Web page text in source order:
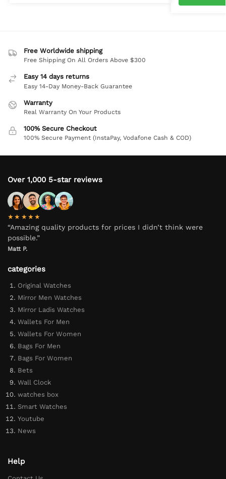
Free Worldwide shipping
Free Shipping On All Orders Above $300
Easy 14 days returns
Easy 14-Day Money-Back Guarantee
Warranty
Real Warranty On Your Products
100% Secure Checkout
100% Secure Payment (InstaPay, Vodafone Cash & COD)
Over 1,000 5-star reviews
★★★★★
“Amazing quality products for prices I didn’t think were
possible.”
Matt P.
categories
Original Watches
Mirror Men Watches
Mirror Ladis Watches
Wallets For Men
Wallets For Women
Bags For Men
Bags For Women
Bets
Wall Clock
watches box
Smart Watches
Youtube
News
Help